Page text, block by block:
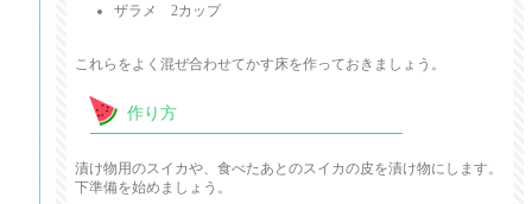
ザラメ 2カップ
これらをよく混ぜ合わせてかす床を作っておきましょう。
作り方
漬け物用のスイカや、食べたあとのスイカの皮を漬け物にします。
下準備を始めましょう。